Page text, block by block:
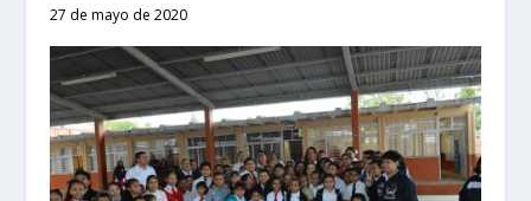
27 de mayo de 2020